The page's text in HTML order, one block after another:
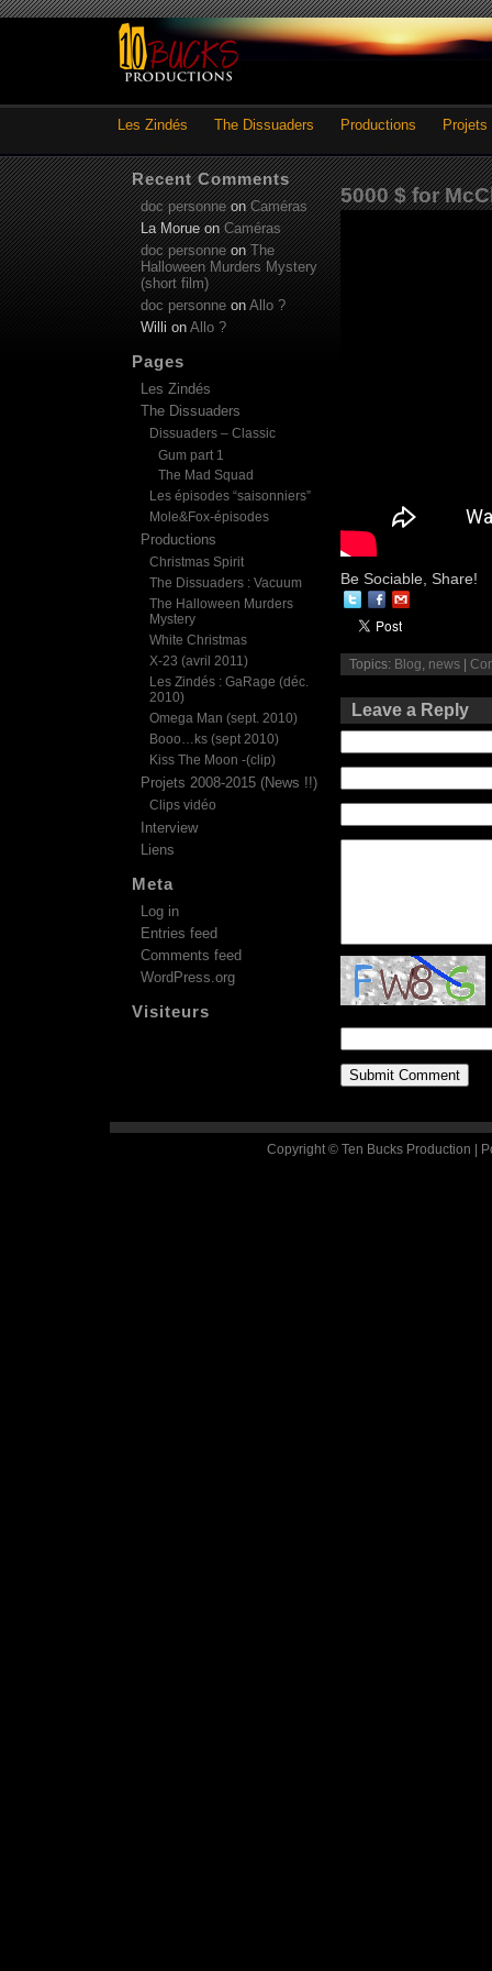
Les Zindés The Dissuaders Productions Projets
5000 $ for
Be Sociable, Share!
Topics: Blog news
Leave a Reply
Recent Comments
doc personneonCaméras
La MorueonCaméras
doc personneonThe
Halloween Murders Mystery
(short film)
doc personne on Allo ?
Willi on Allo ?
Pages
Les Zindés
The Dissuaders
Dissuaders – Classic
Gum part 1
The Mad Squad
Les épisodes “saisonniers”
Mole&Fox-épisodes
Productions
Christmas Spirit
The Dissuaders : Vacuum
The Halloween Murders
Mystery
White Christmas
X-23 (avril 2011)
Les Zindés : GaRage (déc.
2010)
Omega Man (sept. 2010)
Booo…ks (sept 2010)
Kiss The Moon -(clip)
Projets 2008-2015 (News !!)
Clips vidéo
Interview
Liens
Meta
Log in
Entries feed
Comments feed
WordPress.org
Visiteurs
Copyright © Ten Bucks Production |